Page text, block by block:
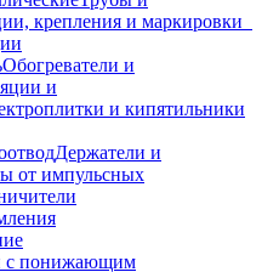
крепления и маркировки
Обогреватели и
и
и кипятильники
Держатели и
от импульсных
с понижающим